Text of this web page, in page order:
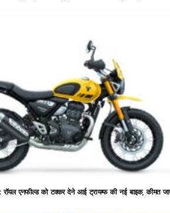
एनफील्ड को टक्कर देने आई ट्रायम्फ की नई बाइक, कीमत